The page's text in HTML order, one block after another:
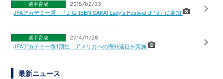
選手育成 2015/02/03
JFAアカデミー堺 「J-GREEN SAKAI Lady's Festival U-15」に参加
選手育成 2014/11/28
JFAアカデミー堺1期生 アメリカへの海外遠征を実施
最新ニュース